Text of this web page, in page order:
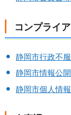
コンプライ
静岡市行政不
静岡市情報公
静岡市個人情